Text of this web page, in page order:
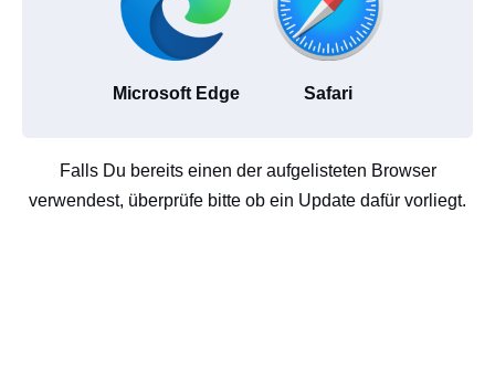
Microsoft Edge Safari
Falls Du bereits einen der aufgelisteten Browser
verwendest, überprüfe bitte ob ein Update dafür vorliegt.